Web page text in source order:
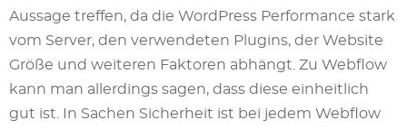
Aussage treffen, da die WordPress Performance stark
vom Server, den verwendeten Plugins, der Website
Größe und weiteren Faktoren abhängt. Zu Webflow
kann man allerdings sagen, dass diese einheitlich
gut ist. In Sachen Sicherheit ist bei jedem Webflow